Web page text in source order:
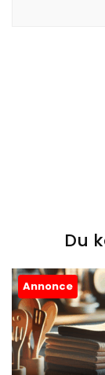
Du
Annonce